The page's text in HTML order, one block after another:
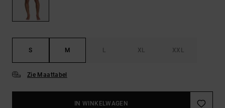
S M L XL XXL
Zie Maattabel
IN WINKELWAGEN